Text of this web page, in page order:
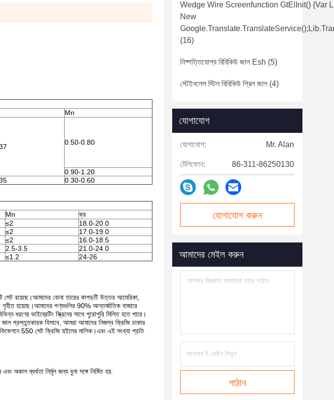
Mn
0.50-0.80
0.90-1.20
0.30-0.60
Mn
ক্র
≤2
18.0-20.0
≤2
17.0-19.0
≤2
16.0-18.5
2.5-3.5
21.0-24.0
≤1.2 24-26
রয়েছে।আমাদের বোনা তারের কাপড়টি উত্তর আমেরিকা,
গৃহীত হয়েছে।আমাদের পণ্যগুলির 90% আন্তর্জাতিক বাজারে
ভাইব্রেটিং স্ক্রিনের সাথে পুরোপুরি মিলিত হতে পারে।
জাল প্রস্তুতকারক হিসাবে, আমরা আমাদের নিজস্ব ক্রিমিং চাকার
550 সেট ক্রিমিং হুইলের মালিক।এবং এই সংখ্যা প্রতি
ব্যর্থতা নির্মূল জন্য বুনা সঙ্গে নির্মিত হয়.
Wedge Wire Screenfunction GtElInit() {var
New
(16)
নিষ্পত্তিযোগ্য বিবিকিউ জাল Esh (5)
স্টেইনলেস স্টিল বিবিকিউ গ্রিল জাল (4)
যোগাযোগ
যোগাযোগ: Mr. Alan
টেলিফোন: 86-311-86250130
যোগাযোগ করুন
আমাদের মেইল ​​করুন
পাঠান